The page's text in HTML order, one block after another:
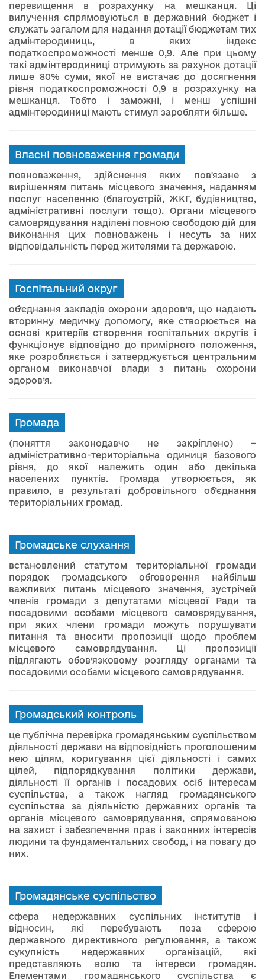
перевищення в розрахунку на мешканця. Ці
вилучення спрямовуються в державний бюджет і
служать загалом для надання дотації бюджетам тих
адмінтеродиниць, в яких індекс
податкоспроможності менше 0,9. Але при цьому
такі адмінтеродиниці отримують за рахунок дотації
лише 80% суми, якої не вистачає до досягнення
рівня податкоспроможності 0,9 в розрахунку на
мешканця. Тобто і заможні, і менш успішні
адмінтеродиниці мають стимул заробляти більше.
Власні повноваження громади
повноваження, здійснення яких пов'язане з
вирішенням питань місцевого значення, наданням
послуг населенню (благоустрій, ЖКГ, будівництво,
адміністративні послуги тощо). Органи місцевого
самоврядування наділені повною свободою дій для
виконання цих повноважень і несуть за них
відповідальність перед жителями та державою.
Госпітальний округ
об’єднання закладів охорони здоров’я, що надають
вторинну медичну допомогу, яке створюється на
основі критеріїв створення госпітальних округів і
функціонує відповідно до примірного положення,
яке розробляється і затверджується центральним
органом виконавчої влади з питань охорони
здоров’я.
Громада
(поняття законодавчо не закріплено) –
адміністративно-територіальна одиниця базового
рівня, до якої належить один або декілька
населених пунктів. Громада утворюється, як
правило, в результаті добровільного об’єднання
територіальних громад.
Громадське слухання
встановлений статутом територіальної громади
порядок громадського обговорення найбільш
важливих питань місцевого значення, зустрічей
членів громади з депутатами місцевої Ради та
посадовими особами місцевого самоврядування,
при яких члени громади можуть порушувати
питання та вносити пропозиції щодо проблем
місцевого самоврядування. Ці пропозиції
підлягають обов’язковому розгляду органами та
посадовими особами місцевого самоврядування.
Громадський контроль
це публічна перевірка громадянським суспільством
діяльності держави на відповідність проголошеним
нею цілям, коригування цієї діяльності і самих
цілей, підпорядкування політики держави,
діяльності її органів і посадових осіб інтересам
суспільства, а також нагляд громадянського
суспільства за діяльністю державних органів та
органів місцевого самоврядування, спрямованою
на захист і забезпечення прав і законних інтересів
людини та фундаментальних свобод, і на повагу до
них.
Громадянське суспільство
сфера недержавних суспільних інститутів і
відносин, які перебувають поза сферою
державного директивного регулювання, а також
сукупність недержавних організацій, які
представляють волю та інтереси громадян.
Елементами громадянського суспільства є